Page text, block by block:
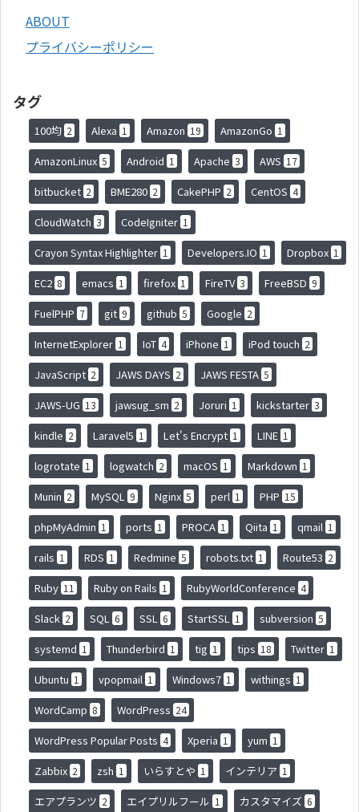
ABOUT
プライバシーポリシー
タグ
100均 2 Alexa 1 Amazon 19 AmazonGo 1
AmazonLinux 5 Android 1 Apache 3 AWS 17
bitbucket 2 BME280 2 CakePHP 2 CentOS 4
CloudWatch 3 CodeIgniter 1
Crayon Syntax Highlighter 1 Developers.IO 1 Dropbox 1
EC2 8 emacs 1 firefox 1 FireTV 3 FreeBSD 9
FuelPHP 7 git 9 github 5 Google 2
InternetExplorer 1 IoT 4 iPhone 1 iPod touch 2
JavaScript 2 JAWS DAYS 2 JAWS FESTA 5
JAWS-UG 13 jawsug_sm 2 Joruri 1 kickstarter 3
kindle 2 Laravel5 1 Let's Encrypt 1 LINE 1
logrotate 1 logwatch 2 macOS 1 Markdown 1
Munin 2 MySQL 9 Nginx 5 perl 1 PHP 15
phpMyAdmin 1 ports 1 PROCA 1 Qiita 1 qmail 1
rails 1 RDS 1 Redmine 5 robots.txt 1 Route53 2
Ruby 11 Ruby on Rails 1 RubyWorldConference 4
Slack 2 SQL 6 SSL 6 StartSSL 1 subversion 5
systemd 1 Thunderbird 1 tig 1 tips 18 Twitter 1
Ubuntu 1 vpopmail 1 Windows7 1 withings 1
WordCamp 8 WordPress 24
WordPress Popular Posts 4 Xperia 1 yum 1
Zabbix 2 zsh 1 いらすとや 1 インテリア 1
エアプランツ 2 エイプリルフール 1 カスタマイズ 6